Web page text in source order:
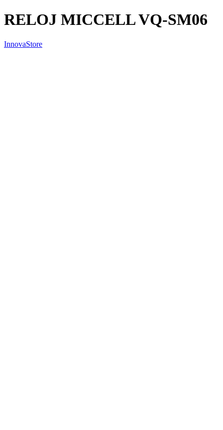
RELOJ MICCELL VQ-SM06
InnovaStore